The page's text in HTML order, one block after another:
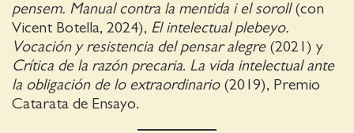
pensem. Manual contra la mentida i el soroll(con
Vicent Botella, 2024), El intelectual plebeyo.
Vocación y resistencia del pensar alegre(2021) y
Crítica de la razón precaria. La vida intelectual ante
la obligación de lo extraordinario (2019), Premio
Catarata de Ensayo.